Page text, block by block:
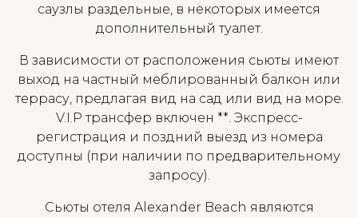
саузлы раздельные, в некоторых имеется
дополнительный туалет.
В зависимости от расположения сьюты имеют
выход на частный меблированный балкон или
террасу, предлагая вид на сад или вид на море.
V.I.P трансфер включен **. Экспресс-
регистрация и поздний выезд из номера
доступны (при наличии по предварительному
запросу).
Сьюты отеля Alexander Beach являются